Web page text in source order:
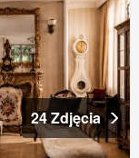
24 Zdjęcia